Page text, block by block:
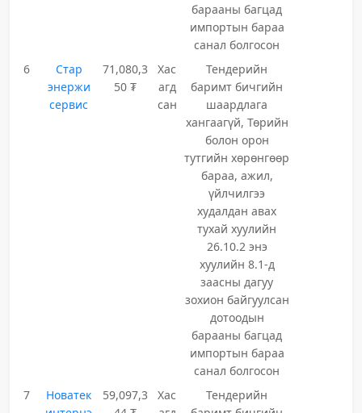
барааны багцад
импортын бараа
санал болгосон
6
Стар
энержи
сервис
71,080,3
50 ₮
Хас
агд
сан
Тендерийн
баримт бичгийн
шаардлага
хангаагүй, Төрийн
болон орон
тутгийн хөрөнгөөр
бараа, ажил,
үйлчилгээ
худалдан авах
тухай хуулийн
26.10.2 энэ
хуулийн 8.1-д
заасны дагуу
зохион байгуулсан
дотоодын
барааны багцад
импортын бараа
санал болгосон
7
Новатек
59,097,3
Хас
Тендерийн